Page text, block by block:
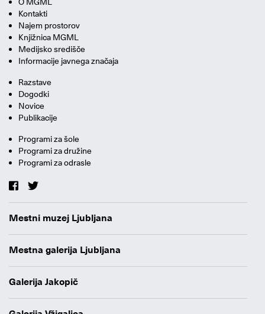
Kontakti
Najem prostorov
Knjižnica MGML
Medijsko središče
Informacije javnega značaja
Razstave
Dogodki
Novice
Publikacije
Programi za šole
Programi za družine
Programi za odrasle
Mestni muzej Ljubljana
Mestna galerija Ljubljana
Galerija Jakopič